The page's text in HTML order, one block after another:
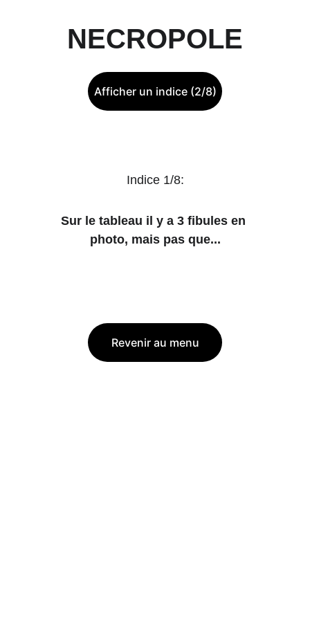
NECROPOLE
Afficher un indice (2/8)
Revenir au menu
Indice 1/8:
Sur le tableau il y a 3 fibules en
photo, mais pas que...